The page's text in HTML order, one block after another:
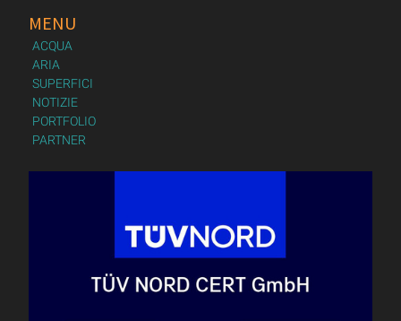
MENU
ACQUA
ARIA
SUPERFICI
NOTIZIE
PORTFOLIO
PARTNER